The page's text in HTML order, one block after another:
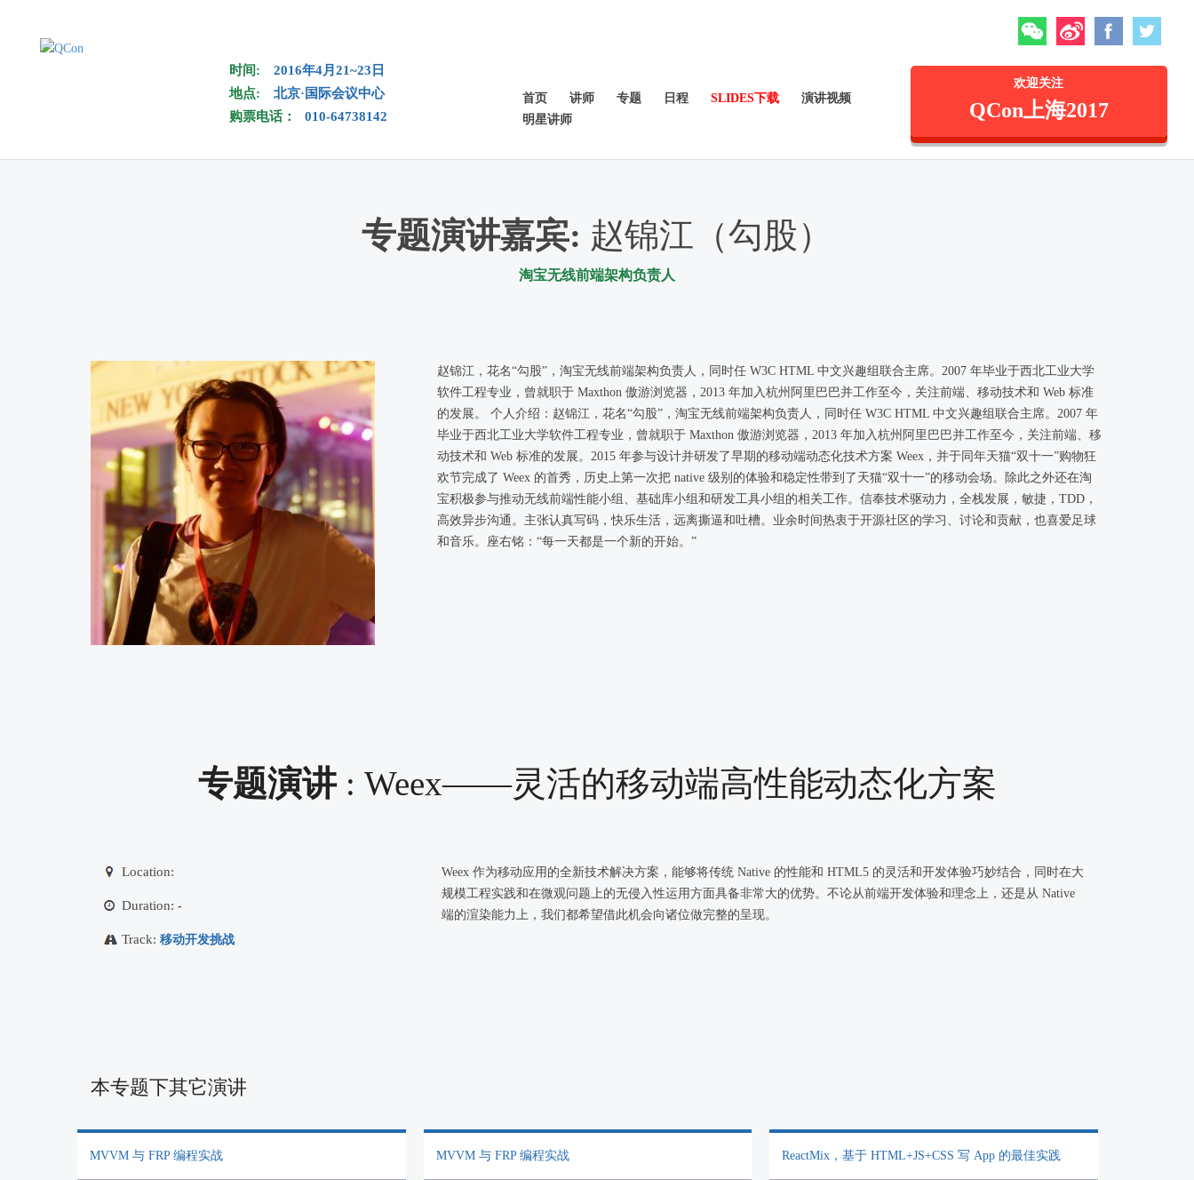
时间:
2016年4月21~23日
地点:
北京·国际会议中心
购票电话：
010-64738142
微信 微博 Facebook
首页 讲师 专题 日程 SLIDES下载
演讲视频
明星讲师
欢迎关注
QCon上海2017
专题演讲嘉宾: 赵锦江（勾股）
淘宝无线前端架构负责人
赵锦江，花名“勾股”，淘宝无线前端架构负责人，同时任 W3C HTML 中文兴趣组联合主席。2007 年毕业于西北工业大学
软件工程专业，曾就职于 Maxthon 傲游浏览器，2013 年加入杭州阿里巴巴并工作至今，关注前端、移动技术和 Web 标准
的发展。 个人介绍：赵锦江，花名“勾股”，淘宝无线前端架构负责人，同时任 W3C HTML 中文兴趣组联合主席。2007 年
毕业于西北工业大学软件工程专业，曾就职于 Maxthon 傲游浏览器，2013 年加入杭州阿里巴巴并工作至今，关注前端、移
动技术和 Web 标准的发展。2015 年参与设计并研发了早期的移动端动态化技术方案 Weex，并于同年天猫“双十一”购物狂
欢节完成了 Weex 的首秀，历史上第一次把 native 级别的体验和稳定性带到了天猫“双十一”的移动会场。除此之外还在淘
宝积极参与推动无线前端性能小组、基础库小组和研发工具小组的相关工作。信奉技术驱动力，全栈发展，敏捷，TDD，
高效异步沟通。主张认真写码，快乐生活，远离撕逼和吐槽。业余时间热衷于开源社区的学习、讨论和贡献，也喜爱足球
和音乐。座右铭：“每一天都是一个新的开始。”
专题演讲 : Weex——灵活的移动端高性能动态化方案
Location:
Duration: -
Track: 移动开发挑战
Weex 作为移动应用的全新技术解决方案，能够将传统 Native 的性能和 HTML5 的灵活和开发体验巧妙结合，同时在大
规模工程实践和在微观问题上的无侵入性运用方面具备非常大的优势。不论从前端开发体验和理念上，还是从 Native
端的渲染能力上，我们都希望借此机会向诸位做完整的呈现。
本专题下其它演讲
MVVM 与 FRP 编程实战 MVVM 与 FRP 编程实战 ReactMix，基于 HTML+JS+CSS 写 App 的最佳实践